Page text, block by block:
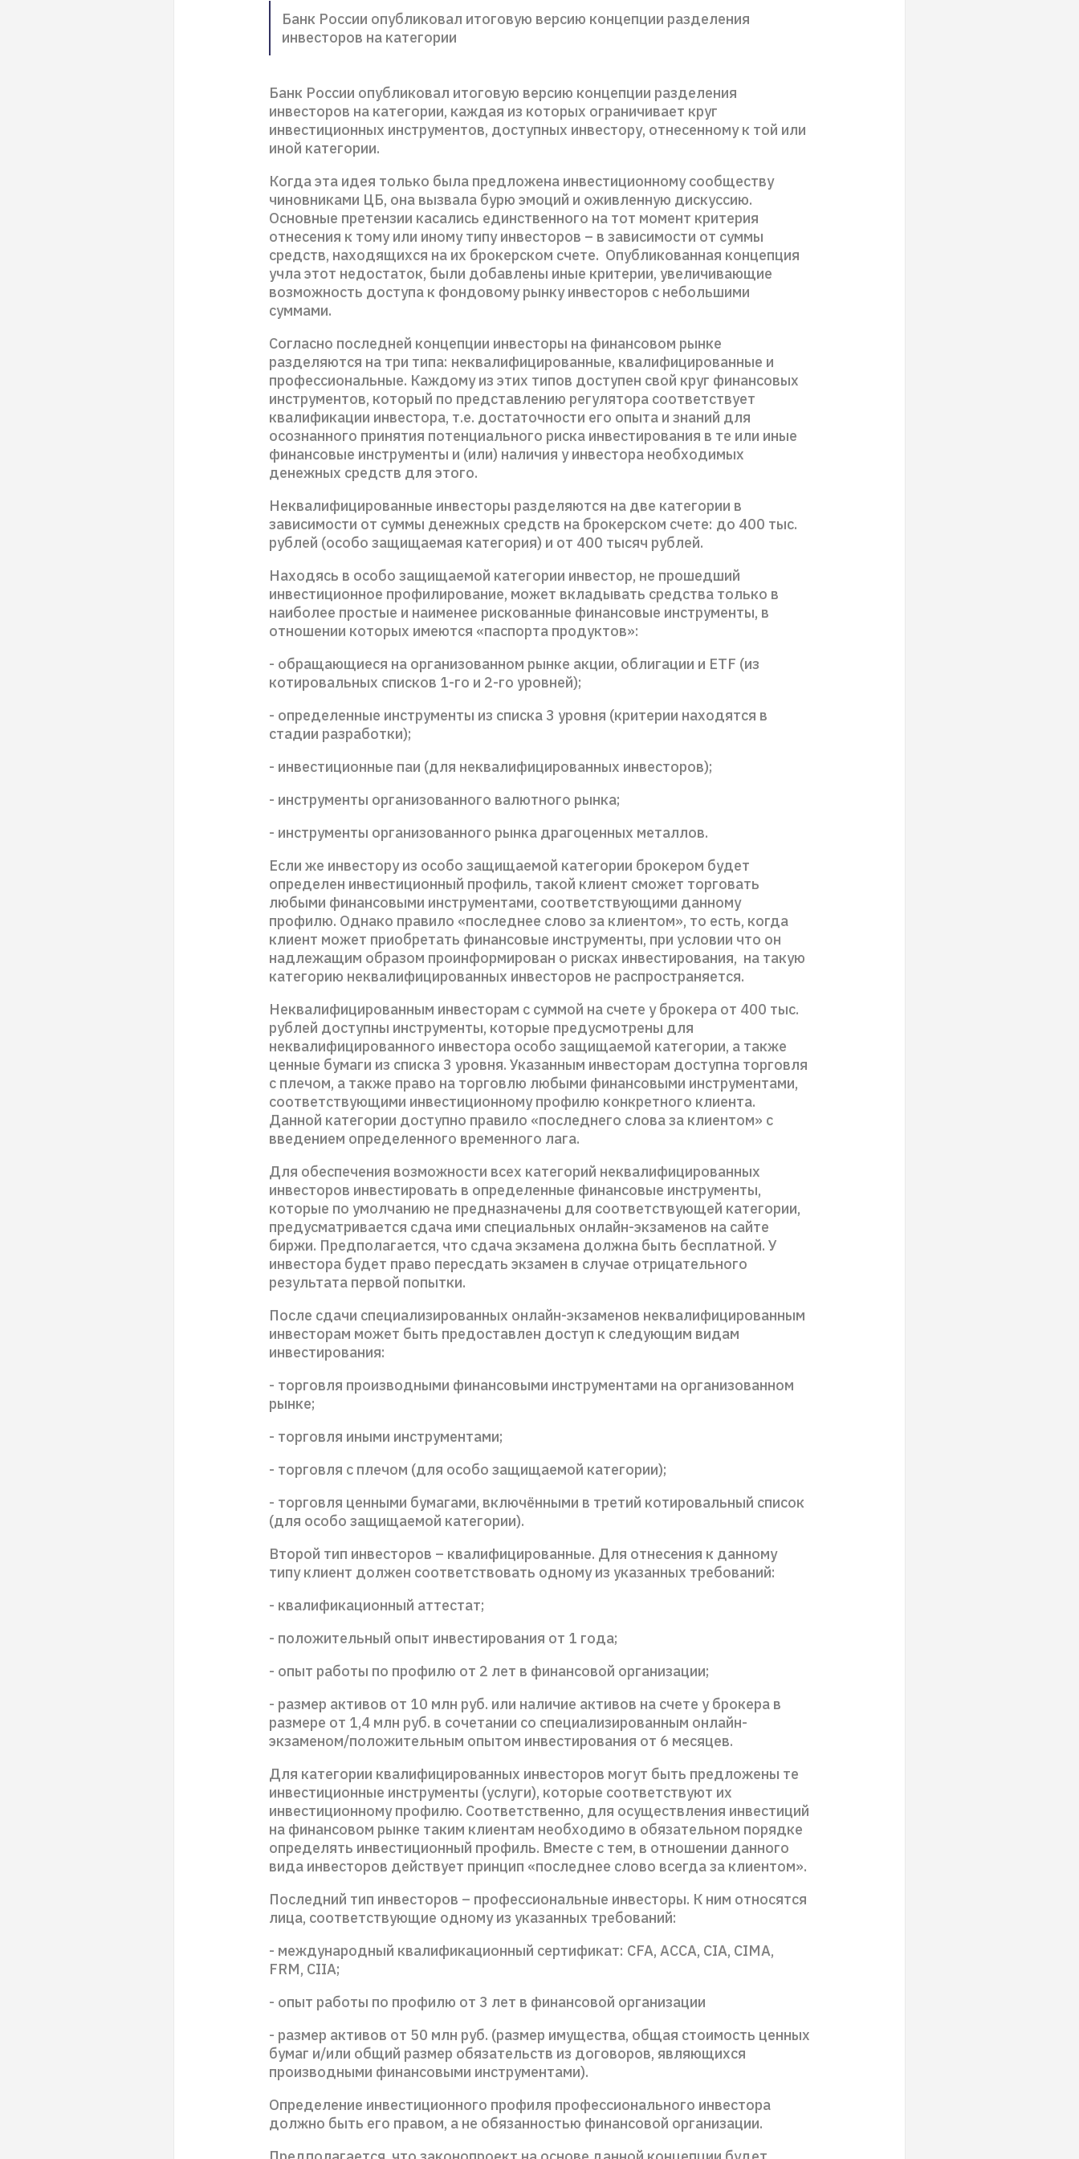
Банк России опубликовал итоговую версию концепции разделения
инвесторов на категории
Банк России опубликовал итоговую версию концепции разделения
инвесторов на категории, каждая из которых ограничивает круг
инвестиционных инструментов, доступных инвестору, отнесенному к той или
иной категории.
Когда эта идея только была предложена инвестиционному сообществу
чиновниками ЦБ, она вызвала бурю эмоций и оживленную дискуссию.
Основные претензии касались единственного на тот момент критерия
отнесения к тому или иному типу инвесторов – в зависимости от суммы
средств, находящихся на их брокерском счете. Опубликованная концепция
учла этот недостаток, были добавлены иные критерии, увеличивающие
возможность доступа к фондовому рынку инвесторов с небольшими
суммами.
Согласно последней концепции инвесторы на финансовом рынке
разделяются на три типа: неквалифицированные, квалифицированные и
профессиональные. Каждому из этих типов доступен свой круг финансовых
инструментов, который по представлению регулятора соответствует
квалификации инвестора, т.е. достаточности его опыта и знаний для
осознанного принятия потенциального риска инвестирования в те или иные
финансовые инструменты и (или) наличия у инвестора необходимых
денежных средств для этого.
Неквалифицированные инвесторы разделяются на две категории в
зависимости от суммы денежных средств на брокерском счете: до 400 тыс.
рублей (особо защищаемая категория) и от 400 тысяч рублей.
Находясь в особо защищаемой категории инвестор, не прошедший
инвестиционное профилирование, может вкладывать средства только в
наиболее простые и наименее рискованные финансовые инструменты, в
отношении которых имеются «паспорта продуктов»:
- обращающиеся на организованном рынке акции, облигации и ETF (из
котировальных списков 1-го и 2-го уровней);
- определенные инструменты из списка 3 уровня (критерии находятся в
стадии разработки);
- инвестиционные паи (для неквалифицированных инвесторов);
- инструменты организованного валютного рынка;
- инструменты организованного рынка драгоценных металлов.
Если же инвестору из особо защищаемой категории брокером будет
определен инвестиционный профиль, такой клиент сможет торговать
любыми финансовыми инструментами, соответствующими данному
профилю. Однако правило «последнее слово за клиентом», то есть, когда
клиент может приобретать финансовые инструменты, при условии что он
надлежащим образом проинформирован о рисках инвестирования, на такую
категорию неквалифицированных инвесторов не распространяется.
Неквалифицированным инвесторам с суммой на счете у брокера от 400 тыс.
рублей доступны инструменты, которые предусмотрены для
неквалифицированного инвестора особо защищаемой категории, а также
ценные бумаги из списка 3 уровня. Указанным инвесторам доступна торговля
с плечом, а также право на торговлю любыми финансовыми инструментами,
соответствующими инвестиционному профилю конкретного клиента.
Данной категории доступно правило «последнего слова за клиентом» с
введением определенного временного лага.
Для обеспечения возможности всех категорий неквалифицированных
инвесторов инвестировать в определенные финансовые инструменты,
которые по умолчанию не предназначены для соответствующей категории,
предусматривается сдача ими специальных онлайн-экзаменов на сайте
биржи. Предполагается, что сдача экзамена должна быть бесплатной. У
инвестора будет право пересдать экзамен в случае отрицательного
результата первой попытки.
После сдачи специализированных онлайн-экзаменов неквалифицированным
инвесторам может быть предоставлен доступ к следующим видам
инвестирования:
- торговля производными финансовыми инструментами на организованном
рынке;
- торговля иными инструментами;
- торговля с плечом (для особо защищаемой категории);
- торговля ценными бумагами, включёнными в третий котировальный список
(для особо защищаемой категории).
Второй тип инвесторов – квалифицированные. Для отнесения к данному
типу клиент должен соответствовать одному из указанных требований:
- квалификационный аттестат;
- положительный опыт инвестирования от 1 года;
- опыт работы по профилю от 2 лет в финансовой организации;
- размер активов от 10 млн руб. или наличие активов на счете у брокера в
размере от 1,4 млн руб. в сочетании со специализированным онлайн-
экзаменом/положительным опытом инвестирования от 6 месяцев.
Для категории квалифицированных инвесторов могут быть предложены те
инвестиционные инструменты (услуги), которые соответствуют их
инвестиционному профилю. Соответственно, для осуществления инвестиций
на финансовом рынке таким клиентам необходимо в обязательном порядке
определять инвестиционный профиль. Вместе с тем, в отношении данного
вида инвесторов действует принцип «последнее слово всегда за клиентом».
Последний тип инвесторов – профессиональные инвесторы. К ним относятся
лица, соответствующие одному из указанных требований:
- международный квалификационный сертификат: CFA, ACCA, CIA, CIMA,
FRM, CIIA;
- опыт работы по профилю от 3 лет в финансовой организации
- размер активов от 50 млн руб. (размер имущества, общая стоимость ценных
бумаг и/или общий размер обязательств из договоров, являющихся
производными финансовыми инструментами).
Определение инвестиционного профиля профессионального инвестора
должно быть его правом, а не обязанностью финансовой организации.